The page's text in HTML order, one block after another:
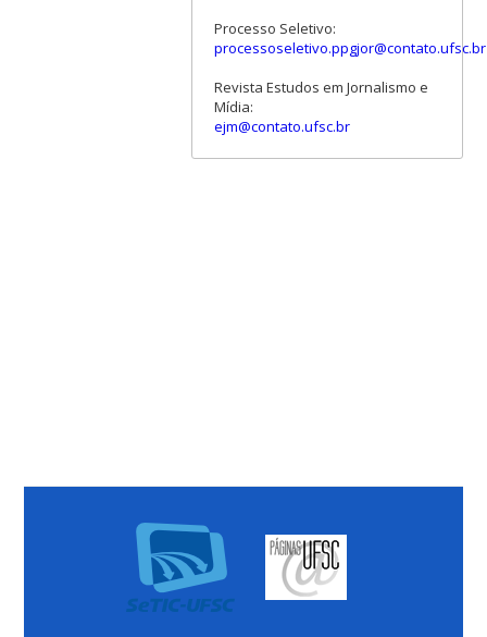
Processo Seletivo:
processoseletivo.ppgjor@contato.ufsc.br
Revista Estudos em Jornalismo e
Mídia:
ejm@contato.ufsc.br